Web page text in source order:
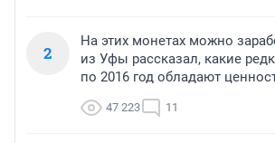
2
На этих монетах можно
из Уфы рассказал, какие
по 2016 год обладают
47 223 11